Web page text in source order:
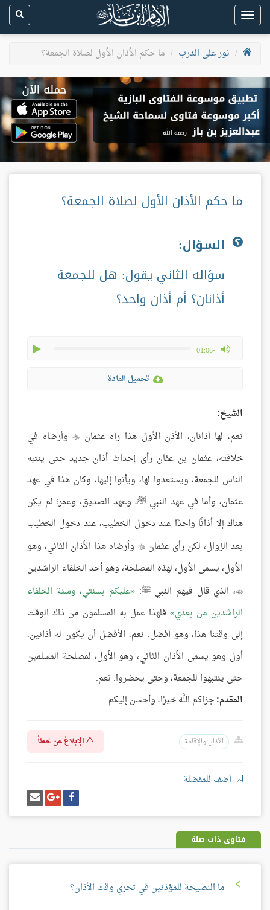
Toggle
navigation
نور على الدرب
ما حكم الأذان الأول لصلاة الجمعة؟
ما حكم الأذان الأول لصلاة الجمعة؟
السؤال:
سؤاله الثاني يقول: هل للجمعة
أذانان؟ أم أذان واحد؟
-01:06
max volume
تحميل المادة
الشيخ:
نعم، لها أذانان، الأذن الأول هذا رآه عثمان وأرضاه في
خلافته، عثمان بن عفان رأى إحداث أذان جديد حتى ينتبه
الناس للجمعة، ويستعدوا لها، ويأتوا إليها، وكان هذا في عهد
عثمان، وأما في عهد النبي ﷺ، وعهد الصديق، وعمر؛ لم يكن
هناك إلا أذانًا واحدًا عند دخول الخطيب، عند دخول الخطيب
بعد الزوال، لكن رأى عثمان وأرضاه هذا الأذان الثاني، وهو
الأول، يسمى الأول، لهذه المصلحة، وهو أحد الخلفاء الراشدين
، الذي قال فيهم النبي ﷺ: عليكم بسنتي، وسنة الخلفاء
الراشدين من بعدي فلهذا عمل به المسلمون من ذاك الوقت
إلى وقتنا هذا، وهو أفضل. نعم، الأفضل أن يكون له أذانين،
أول وهو يسمى الأذان الثاني، وهو الأول، لمصلحة المسلمين
حتى ينتبهوا للجمعة، وحتى يحضروا. نعم.
المقدم:جزاكم الله خيرًا، وأحسن إليكم.
الأذان والإقامة الإبلاغ عن خطأ
أضف للمفضلة
شارك
على
فيسبوك
شارك
على
غوغل
بلس
إرسل
إيميل
فتاوى ذات صلة
ما النصيحة للمؤذنين في تحري وقت الأذان؟